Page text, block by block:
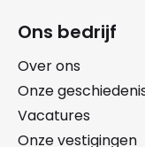
Ons bedrijf
Over ons
Onze
Vacatures
Onze vestigingen